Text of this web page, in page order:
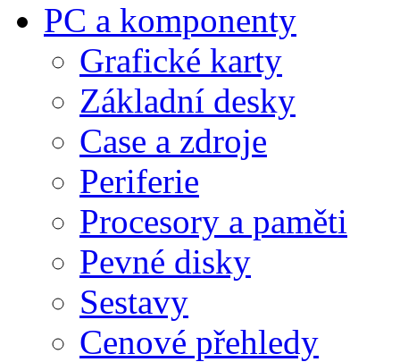
PC a komponenty
Grafické karty
Základní desky
Case a zdroje
Periferie
Procesory a paměti
Pevné disky
Sestavy
Cenové přehledy